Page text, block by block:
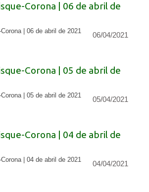
Corona | 06 de abril de
| 06 de abril de 2021 06/04/2021
Corona | 05 de abril de
| 05 de abril de 2021 05/04/2021
Corona | 04 de abril de
| 04 de abril de 2021 04/04/2021